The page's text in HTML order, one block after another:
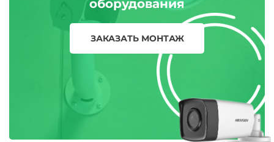
оборудования
ЗАКАЗАТЬ МОНТАЖ